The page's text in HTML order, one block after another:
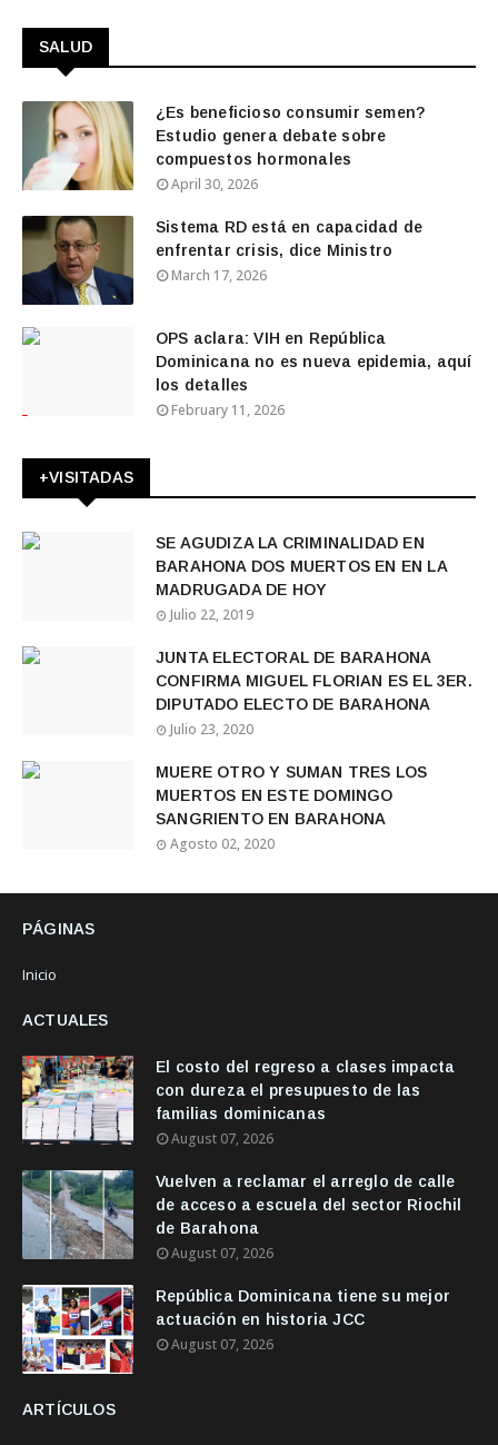
SALUD
¿Es beneficioso consumir semen?
Estudio genera debate sobre
compuestos hormonales
April 30, 2026
Sistema RD está en capacidad de
enfrentar crisis, dice Ministro
March 17, 2026
OPS aclara: VIH en República
Dominicana no es nueva epidemia, aquí
los detalles
February 11, 2026
+VISITADAS
SE AGUDIZA LA CRIMINALIDAD EN
BARAHONA DOS MUERTOS EN EN LA
MADRUGADA DE HOY
Julio 22, 2019
JUNTA ELECTORAL DE BARAHONA
CONFIRMA MIGUEL FLORIAN ES EL 3ER.
DIPUTADO ELECTO DE BARAHONA
Julio 23, 2020
MUERE OTRO Y SUMAN TRES LOS
MUERTOS EN ESTE DOMINGO
SANGRIENTO EN BARAHONA
Agosto 02, 2020
PÁGINAS
Inicio
ACTUALES
El costo del regreso a clases impacta
con dureza el presupuesto de las
familias dominicanas
August 07, 2026
Vuelven a reclamar el arreglo de calle
de acceso a escuela del sector Riochil
de Barahona
August 07, 2026
República Dominicana tiene su mejor
actuación en historia JCC
August 07, 2026
ARTÍCULOS